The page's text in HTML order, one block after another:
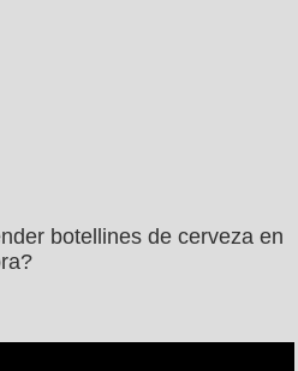
botellines de cerveza en